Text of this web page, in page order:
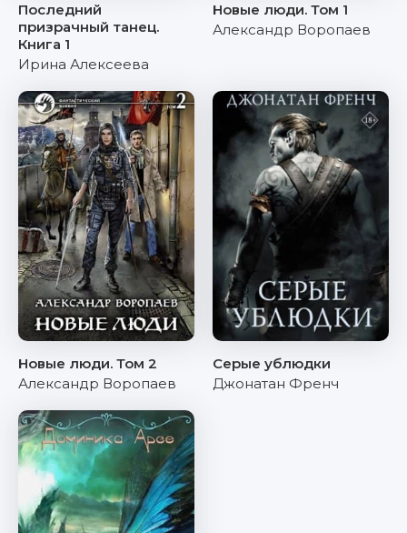
Последний
призрачный танец.
Книга 1
Ирина Алексеева
Новые люди. Том 1
Александр Воропаев
Новые люди. Том 2
Александр Воропаев
Серые ублюдки
Джонатан Френч